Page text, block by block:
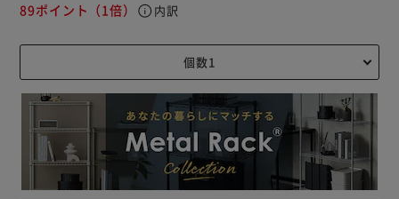
89ポイント （1倍） info 内訳